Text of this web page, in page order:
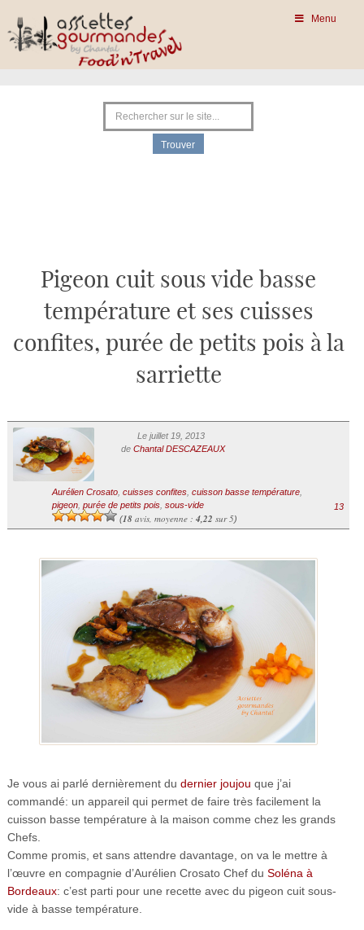
Menu
Pigeon cuit sous vide basse
température et ses cuisses
confites, purée de petits pois à la
sarriette
Le juillet 19, 2013
de Chantal DESCAZEAUX
Aurélien Crosato, cuisses confites, cuisson basse température,
pigeon, purée de petits pois, sous-vide
(18 avis, moyenne : 4,22 sur 5)
13
Je vous ai parlé dernièrement du dernier joujou que j’ai
commandé: un appareil qui permet de faire très facilement la
cuisson basse température à la maison comme chez les grands
Chefs.
Comme promis, et sans attendre davantage, on va le mettre à
l’œuvre en compagnie d’Aurélien Crosato Chef du Soléna à
Bordeaux: c’est parti pour une recette avec du pigeon cuit sous-
vide à basse température.